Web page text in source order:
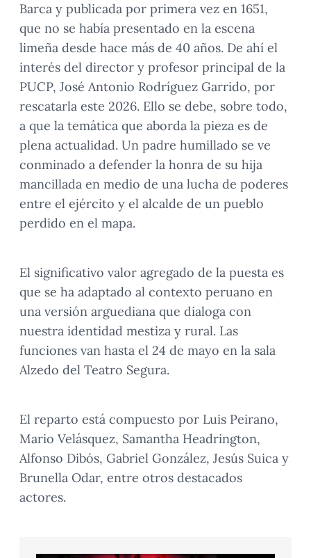
Barca y publicada por primera vez en 1651,
que no se había presentado en la escena
limeña desde hace más de 40 años. De ahí el
interés del director y profesor principal de la
PUCP, José Antonio Rodríguez Garrido, por
rescatarla este 2026. Ello se debe, sobre todo,
a que la temática que aborda la pieza es de
plena actualidad. Un padre humillado se ve
conminado a defender la honra de su hija
mancillada en medio de una lucha de poderes
entre el ejército y el alcalde de un pueblo
perdido en el mapa.
El significativo valor agregado de la puesta es
que se ha adaptado al contexto peruano en
una versión arguediana que dialoga con
nuestra identidad mestiza y rural. Las
funciones van hasta el 24 de mayo en la sala
Alzedo del Teatro Segura.
El reparto está compuesto por Luis Peirano,
Mario Velásquez, Samantha Headrington,
Alfonso Dibós, Gabriel González, Jesús Suica y
Brunella Odar, entre otros destacados
actores.